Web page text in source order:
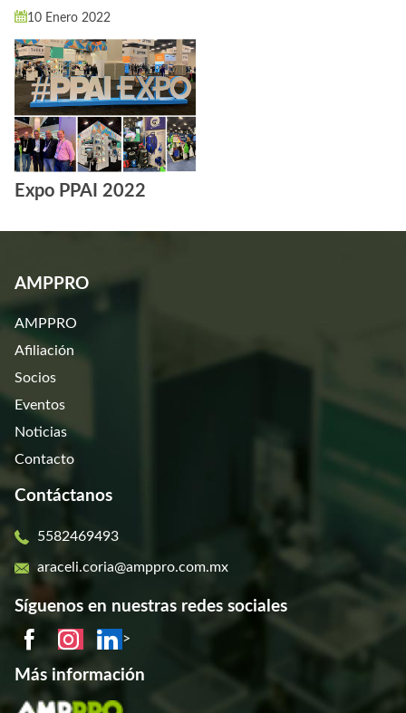
10 Enero 2022
Expo PPAI 2022
AMPPRO
AMPPRO
Afiliación
Socios
Eventos
Noticias
Contacto
Contáctanos
5582469493
araceli.coria@amppro.com.mx
Síguenos en nuestras redes sociales
>
Más información